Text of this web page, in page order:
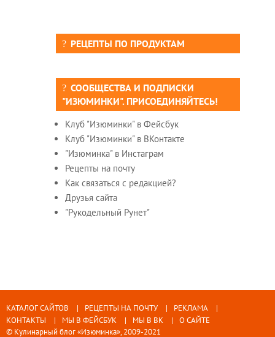
РЕЦЕПТЫ ПО ПРОДУКТАМ
СООБЩЕСТВА И ПОДПИСКИ
"ИЗЮМИНКИ". ПРИСОЕДИНЯЙТЕСЬ!
Клуб "Изюминки" в Фейсбук
Клуб "Изюминки" в ВКонтакте
"Изюминка" в Инстаграм
Рецепты на почту
Как связаться с редакцией?
Друзья сайта
"Рукодельный Рунет"
КАТАЛОГ САЙТОВ РЕЦЕПТЫ НА ПОЧТУ
РЕКЛАМА
КОНТАКТЫ
МЫ В ФЕЙСБУК МЫ В ВК
О САЙТЕ
© Кулинарный блог «Изюминка», 2009-2021